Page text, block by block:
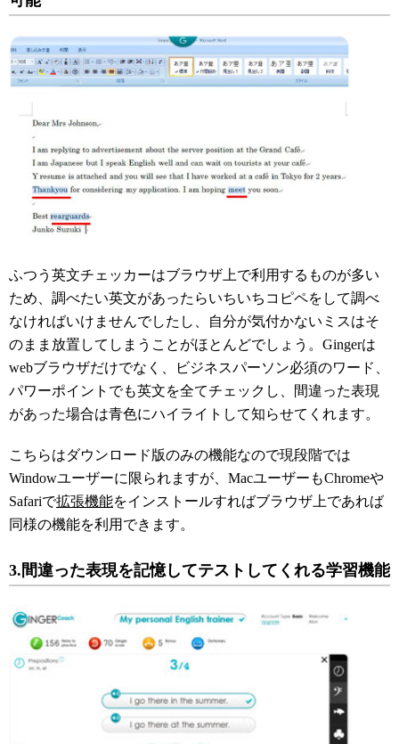
ふつう英文チェッカーはブラウザ上で利用するものが多い
ため、調べたい英文があったらいちいちコピペをして調べ
なければいけませんでしたし、自分が気付かないミスはそ
のまま放置してしまうことがほとんどでしょう。Gingerは
webブラウザだけでなく、ビジネスパーソン必須のワード、
パワーポイントでも英文を全てチェックし、間違った表現
があった場合は青色にハイライトして知らせてくれます。
こちらはダウンロード版のみの機能なので現段階では
Windowユーザーに限られますが、MacユーザーもChromeや
Safariで拡張機能をインストールすればブラウザ上であれば
同様の機能を利用できます。
3.間違った表現を記憶してテストしてくれる学習機能